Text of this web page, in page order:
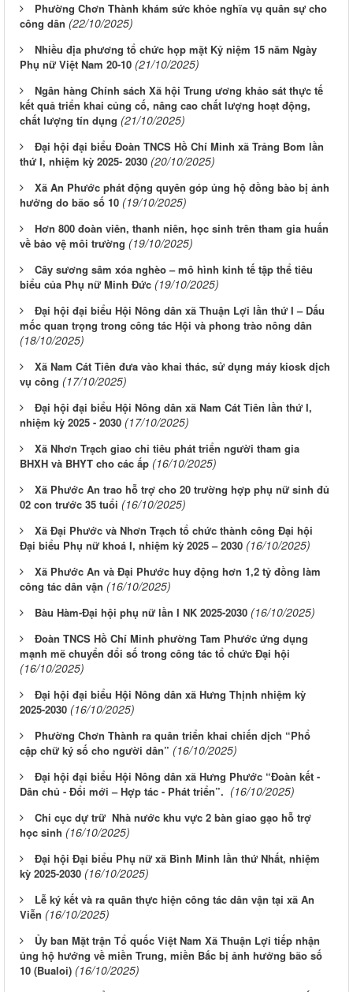
Phường Chơn Thành khám sức khỏe nghĩa vụ quân sự cho
công dân (22/10/2025)
Nhiều địa phương tổ chức họp mặt Kỷ niệm 15 năm Ngày
Phụ nữ Việt Nam 20-10 (21/10/2025)
Ngân hàng Chính sách Xã hội Trung ương khảo sát thực tế
kết quả triển khai củng cố, nâng cao chất lượng hoạt động,
chất lượng tín dụng (21/10/2025)
Đại hội đại biểu Đoàn TNCS Hồ Chí Minh xã Trảng Bom lần
thứ I, nhiệm kỳ 2025- 2030 (20/10/2025)
Xã An Phước phát động quyên góp ủng hộ đồng bào bị ảnh
hưởng do bão số 10 (19/10/2025)
Hơn 800 đoàn viên, thanh niên, học sinh trên tham gia huấn
về bảo vệ môi trường (19/10/2025)
Cây sương sâm xóa nghèo – mô hình kinh tế tập thể tiêu
biểu của Phụ nữ Minh Đức (19/10/2025)
Đại hội đại biểu Hội Nông dân xã Thuận Lợi lần thứ I – Dấu
mốc quan trọng trong công tác Hội và phong trào nông dân
(18/10/2025)
Xã Nam Cát Tiên đưa vào khai thác, sử dụng máy kiosk dịch
vụ công (17/10/2025)
Đại hội đại biểu Hội Nông dân xã Nam Cát Tiên lần thứ I,
nhiệm kỳ 2025 - 2030 (17/10/2025)
Xã Nhơn Trạch giao chỉ tiêu phát triển người tham gia
BHXH và BHYT cho các ấp (16/10/2025)
Xã Phước An trao hỗ trợ cho 20 trường hợp phụ nữ sinh đủ
02 con trước 35 tuổi (16/10/2025)
Xã Đại Phước và Nhơn Trạch tổ chức thành công Đại hội
Đại biểu Phụ nữ khoá I, nhiệm kỳ 2025 – 2030 (16/10/2025)
Xã Phước An và Đại Phước huy động hơn 1,2 tỷ đồng làm
công tác dân vận (16/10/2025)
Bàu Hàm-Đại hội phụ nữ lần I NK 2025-2030 (16/10/2025)
Đoàn TNCS Hồ Chí Minh phường Tam Phước ứng dụng
mạnh mẽ chuyển đổi số trong công tác tổ chức Đại hội
(16/10/2025)
Đại hội đại biểu Hội Nông dân xã Hưng Thịnh nhiệm kỳ
2025-2030 (16/10/2025)
Phường Chơn Thành ra quân triển khai chiến dịch “Phổ
cập chữ ký số cho người dân” (16/10/2025)
Đại hội đại biểu Hội Nông dân xã Hưng Phước “Đoàn kết -
Dân chủ - Đổi mới – Hợp tác - Phát triển”. (16/10/2025)
Chi cục dự trữ Nhà nước khu vực 2 bàn giao gạo hỗ trợ
học sinh (16/10/2025)
Đại hội Đại biểu Phụ nữ xã Bình Minh lần thứ Nhất, nhiệm
kỳ 2025-2030 (16/10/2025)
Lễ ký kết và ra quân thực hiện công tác dân vận tại xã An
Viễn (16/10/2025)
Ủy ban Mặt trận Tổ quốc Việt Nam Xã Thuận Lợi tiếp nhận
ủng hộ hướng về miền Trung, miền Bắc bị ảnh hưởng bão số
10 (Bualoi) (16/10/2025)